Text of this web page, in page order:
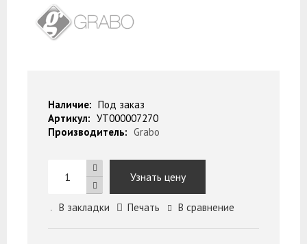
Наличие: Под заказ
Артикул: УТ000007270
Производитель: Grabo
Узнать цену
В закладки Печать В сравнение